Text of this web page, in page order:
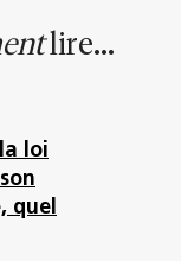
lire...
loi
quel